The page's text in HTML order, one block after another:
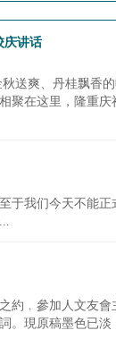
庆讲话
送爽、丹桂飘香
聚在这里，隆重
于我们今天不能
約﹐參加人文友
。現原稿墨色已